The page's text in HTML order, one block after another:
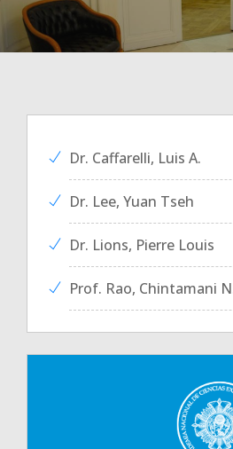
COMUNIDAD
VOLVER A LA PÁGINA
Dr. Caffarelli, Luis A.
Dr. Lee, Yuan Tseh
Dr. Lions, Pierre Louis
Prof. Rao, Chintamani